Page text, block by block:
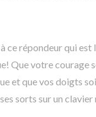
répondeur qui est
Que votre courage
et que vos doigts
sorts sur un